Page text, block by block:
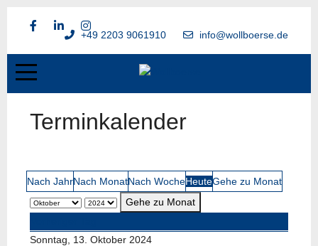
+49 2203 9061910 info@wollboerse.de
Terminkalender
Nach JahrNach MonatNach WocheHeuteGehe zu Monat
Gehe zu Monat
Sonntag, 13. Oktober 2024